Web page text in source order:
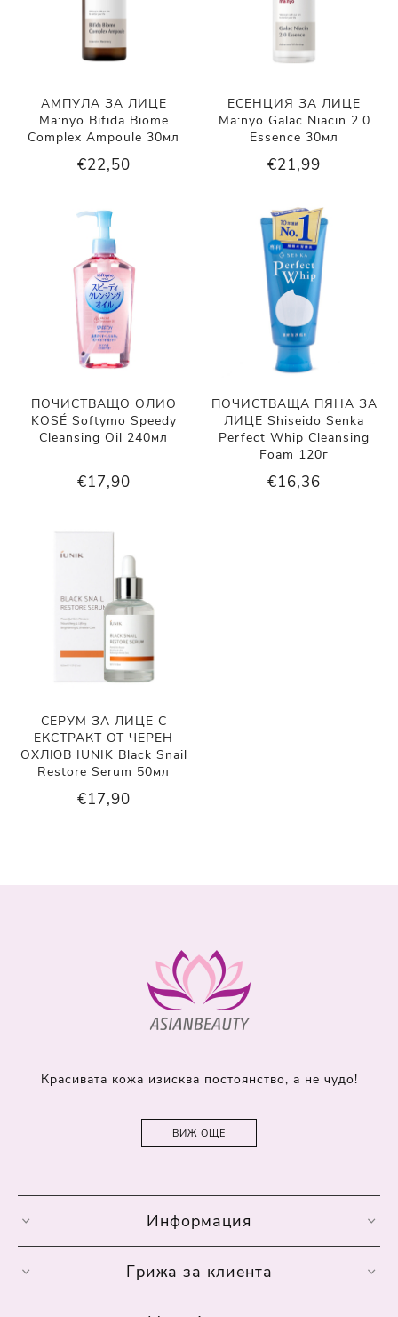
АМПУЛА ЗА ЛИЦЕ
Ma:nyo Bifida Biome
Complex Ampoule 30мл
€22,50
ЕСЕНЦИЯ ЗА ЛИЦЕ
Ma:nyo Galac Niacin 2.0
Essence 30мл
€21,99
ПОЧИСТВАЩО ОЛИО
KOSÉ Softymo Speedy
Cleansing Oil 240мл
€17,90
ПОЧИСТВАЩА ПЯНА ЗА
ЛИЦЕ Shiseido Senka
Perfect Whip Cleansing
Foam 120г
€16,36
СЕРУМ ЗА ЛИЦЕ С
ЕКСТРАКТ ОТ ЧЕРЕН
ОХЛЮВ IUNIK Black Snail
Restore Serum 50мл
€17,90
Красивата кожа изисква постоянство, а не чудо!
ВИЖ ОЩЕ
Информация
Грижа за клиента